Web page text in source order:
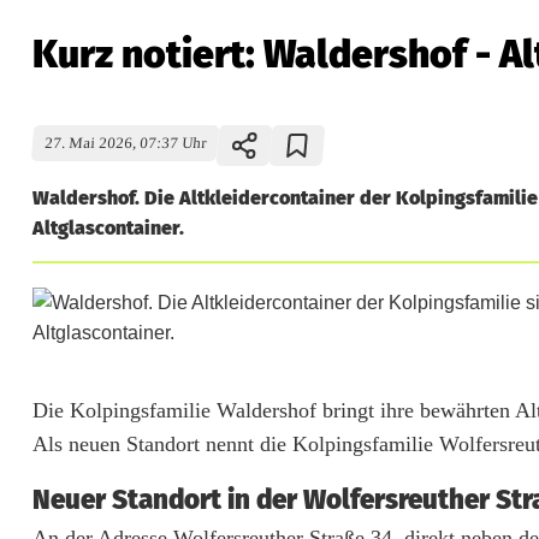
Kurz notiert: Waldershof -
27. Mai 2026, 07:37 Uhr
Waldershof. Die Altkleidercontainer der
Altglascontainer.
K
u
r
Die Kolpingsfamilie Waldershof bringt ihre bewährten
Als neuen Standort nennt die Kolpingsfamilie
Neuer Standort in der Wolfersreuther